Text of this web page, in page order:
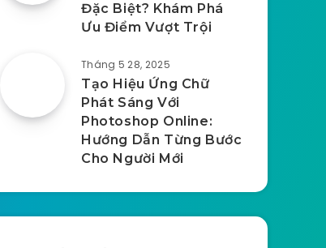
Đặc Biệt? Khám Phá
Ưu Điểm Vượt Trội
Tháng 5 28, 2025
Tạo Hiệu Ứng Chữ
Phát Sáng Với
Photoshop Online:
Hướng Dẫn Từng Bước
Cho Người Mới